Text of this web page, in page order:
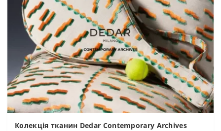
Колекція тканин Dedar Contemporary Archives